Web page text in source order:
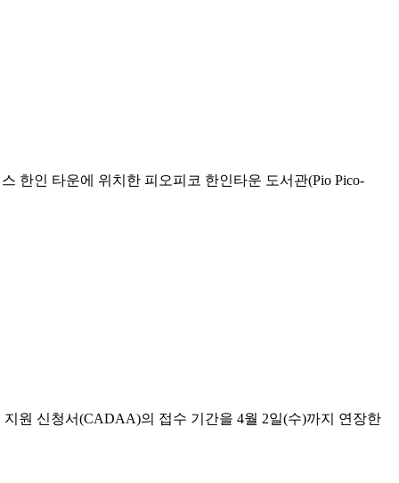
한인 타운에 위치한 피오피코 한인타운 도서관(Pio Pico-
원 신청서(CADAA)의 접수 기간을 4월 2일(수)까지 연장한